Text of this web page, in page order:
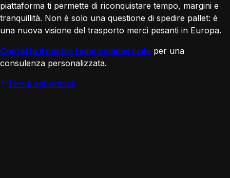
piattaforma ti permette di riconquistare tempo, margini e
tranquillità. Non è solo una questione di spedire pallet: è
una nuova visione del trasporto merci pesanti in Europa.
Contatta il nostro team commerciale per una
consulenza personalizzata.
Torna agli articoli